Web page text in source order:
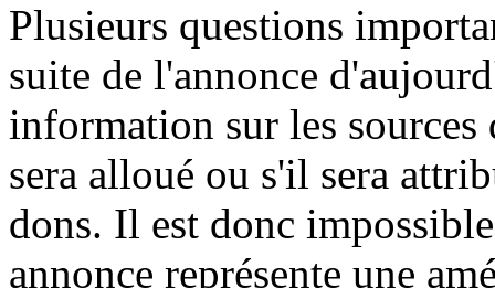
Plusieurs questions
suite de l'annonce
information sur les
sera alloué ou s'il sera
dons. Il est donc
annonce représente une